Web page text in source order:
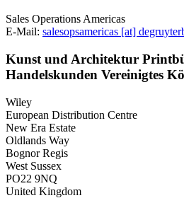
Sales Operations Americas
E-Mail: salesopsamericas [at]
Kunst und Architektur
Handelskunden Vereinigtes
Wiley
European Distribution Centre
New Era Estate
Oldlands Way
Bognor Regis
West Sussex
PO22 9NQ
United Kingdom